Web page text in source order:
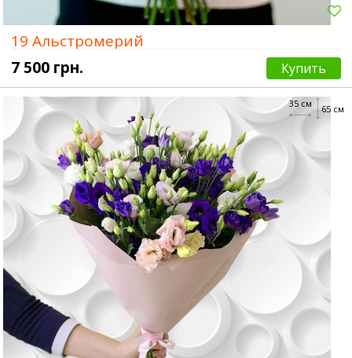
19 Альстромерий
7 500 грн.
Купить
65 см
35 см